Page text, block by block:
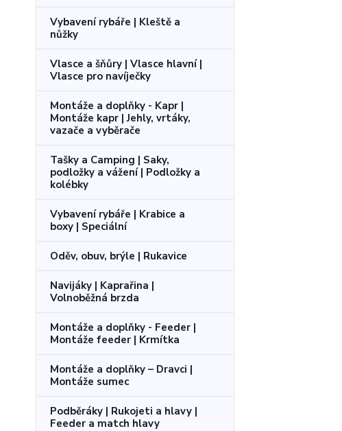
Vybavení rybáře | Kleště a
nůžky
Vlasce a šňůry | Vlasce hlavní |
Vlasce pro navíječky
Montáže a doplňky - Kapr |
Montáže kapr | Jehly, vrtáky,
vazače a vyběrače
Tašky a Camping | Saky,
podložky a vážení | Podložky a
kolébky
Vybavení rybáře | Krabice a
boxy | Speciální
Oděv, obuv, brýle | Rukavice
Navijáky | Kaprařina |
Volnoběžná brzda
Montáže a doplňky - Feeder |
Montáže feeder | Krmítka
Montáže a doplňky – Dravci |
Montáže sumec
Podběráky | Rukojeti a hlavy |
Feeder a match hlavy